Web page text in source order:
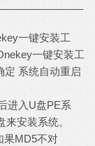
一键安装工
一键安装工
定 系统自动重启
进入U盘PE系
安装系统。
果MD5不对